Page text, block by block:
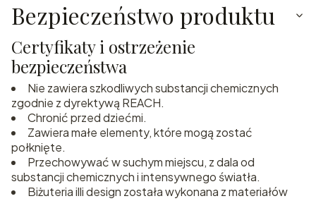
Bezpieczeństwo produktu
Certyfikaty i ostrzeżenie
bezpieczeństwa
Nie zawiera szkodliwych substancji chemicznych
zgodnie z dyrektywą REACH.
Chronić przed dziećmi.
Zawiera małe elementy, które mogą zostać
połknięte.
Przechowywać w suchym miejscu, z dala od
substancji chemicznych i intensywnego światła.
Biżuteria illi design została wykonana z materiałów